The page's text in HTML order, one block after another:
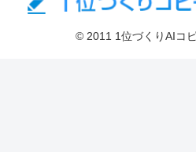
© 2011 1位づくりAIコ